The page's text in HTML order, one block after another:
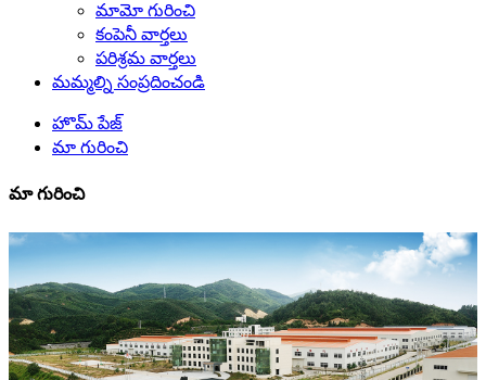
మామో గురించి
కంపెనీ వార్తలు
పరిశ్రమ వార్తలు
మమ్మల్ని సంప్రదించండి
హొమ్ పేజ్
మా గురించి
మా గురించి